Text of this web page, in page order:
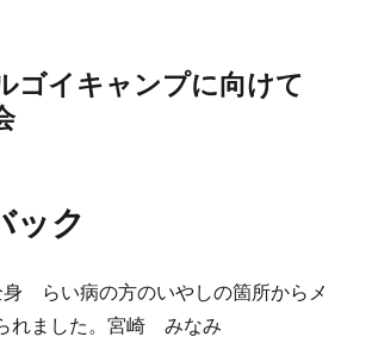
ゴイキャンプに向けて
ック
身 らい病の方のいやしの箇所からメ
れました。宮崎 みなみ